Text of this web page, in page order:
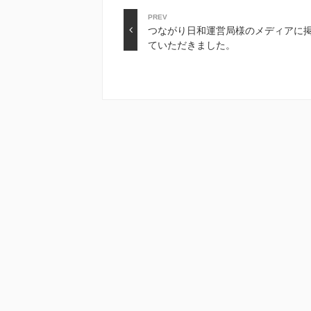
PREV
つながり日和運営局様のメディアに
ていただきました。